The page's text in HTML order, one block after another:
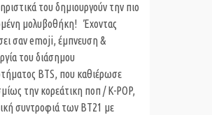
του δημιουργούν την πιο
μολυβοθήκη! Έχοντας
σαν emoji, έμπνευση &
του διάσημου
BTS, που καθιέρωσε
την κορεάτικη ποπ / K-POP,
συντροφιά των BT21 με